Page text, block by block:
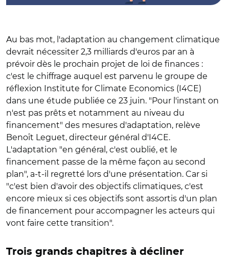
Au bas mot, l'adaptation au changement climatique
devrait nécessiter 2,3 milliards d'euros par an à
prévoir dès le prochain projet de loi de finances :
c'est le chiffrage auquel est parvenu le groupe de
réflexion Institute for Climate Economics (I4CE)
dans une étude publiée ce 23 juin. "Pour l'instant on
n'est pas prêts et notamment au niveau du
financement" des mesures d'adaptation, relève
Benoît Leguet, directeur général d'I4CE.
L'adaptation "en général, c'est oublié, et le
financement passe de la même façon au second
plan", a-t-il regretté lors d'une présentation. Car si
"c'est bien d'avoir des objectifs climatiques, c'est
encore mieux si ces objectifs sont assortis d'un plan
de financement pour accompagner les acteurs qui
vont faire cette transition".
Trois grands chapitres à décliner